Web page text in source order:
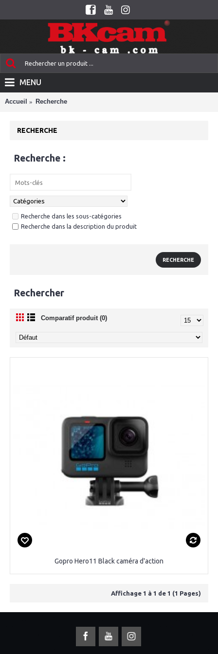
MENU
Accueil Recherche
RECHERCHE
Recherche :
Recherche dans les sous-catégories
Recherche dans la description du produit
Rechercher
Comparatif produit (0)
Gopro Hero11 Black caméra d'action
Affichage 1 à 1 de 1 (1 Pages)